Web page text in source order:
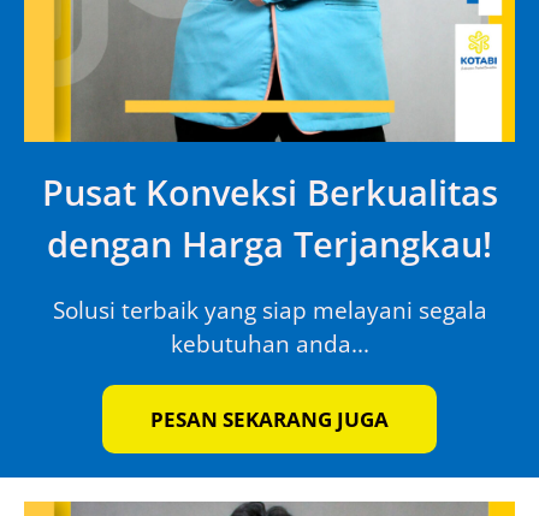
Pusat Konveksi Berkualitas
dengan Harga Terjangkau!
Solusi terbaik yang siap melayani segala
kebutuhan anda...
PESAN SEKARANG JUGA